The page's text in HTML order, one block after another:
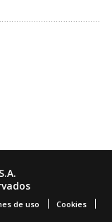
de uso Cookies